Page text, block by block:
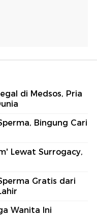
di Medsos, Pria
Bingung Cari
Lewat Surrogacy,
Gratis dari
Wanita Ini